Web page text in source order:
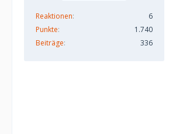
Reaktionen
6
Punkte
1.740
Beiträge
336